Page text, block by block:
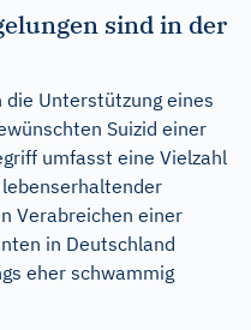
sind in der
Unterstützung eines
Suizid einer
umfasst eine Vielzahl
Verabreichen einer
in Deutschland
eher schwammig